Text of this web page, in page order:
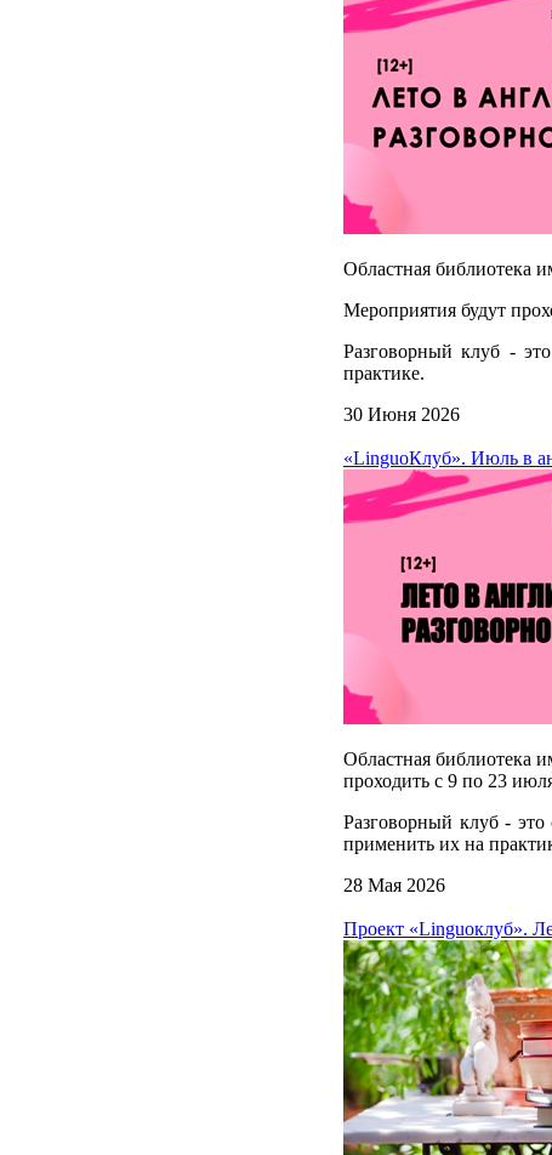
Областная библиотека
Мероприятия будут
Разговорный клуб -
практике.
30 Июня 2026
«LinguoКлуб». Июль в
Областная библиотека
проходить с 9 по 23
Разговорный клуб - это
применить их на
28 Мая 2026
Проект «Linguoклуб».